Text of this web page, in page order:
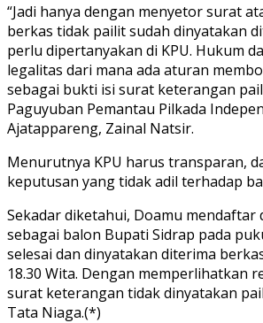
“Jadi hanya dengan menyetor surat
berkas tidak pailit sudah dinyatakan
perlu dipertanyakan di KPU. Hukum
legalitas dari mana ada aturan
sebagai bukti isi surat keterangan
Paguyuban Pemantau Pilkada
Ajatappareng, Zainal Natsir.
Menurutnya KPU harus transparan,
keputusan yang tidak adil terhadap
Sekadar diketahui, Doamu mendaftar
sebagai balon Bupati Sidrap pada
selesai dan dinyatakan diterima
18.30 Wita. Dengan memperlihatkan
surat keterangan tidak dinyatakan
Tata Niaga.(*)